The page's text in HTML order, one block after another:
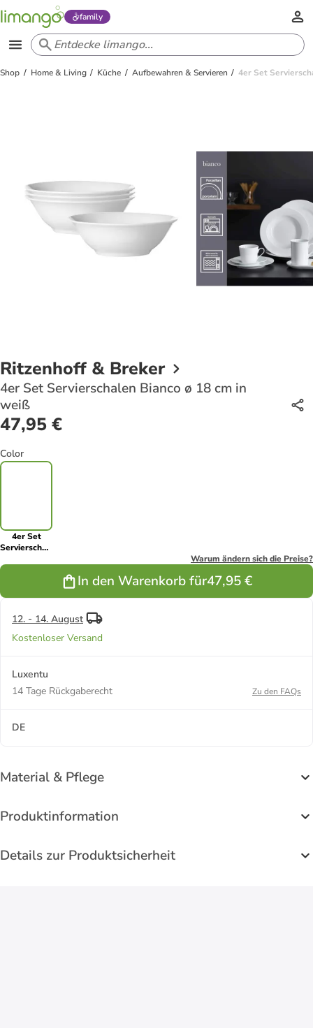
family
Shop Home & Living Küche Aufbewahren & Servieren 4er Set
Ritzenhoff & Breker
4er Set Servierschalen Bianco ø 18 cm in
weiß
47,95 €
Color
4er Set
Servierschalen
Warum ändern sich die Preise?
In den Warenkorb für47,95 €
12. - 14. August
Kostenloser Versand
Luxentu
14 Tage Rückgaberecht
Zu den FAQs
DE
Material & Pflege
Produktinformation
Details zur Produktsicherheit